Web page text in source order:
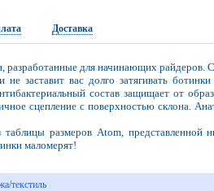
Доставка
разработанные для начинающих
заставит вас долго затягивать
состав защищает от
сцепление с поверхностью склона.
размеров Atom, представленной
маломерят!
текстиль